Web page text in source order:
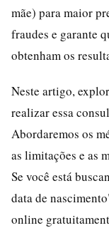
mãe) para maior
fraudes e garante
obtenham os
Neste artigo,
realizar essa
Abordaremos os
as limitações e as
Se você está
data de
online